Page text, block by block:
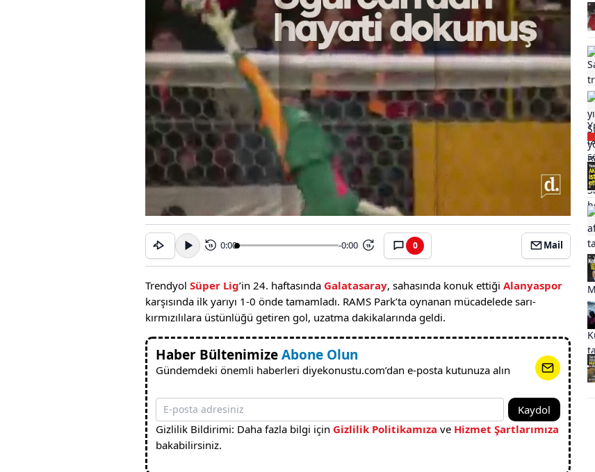
15 0:00 -0:00 15 0 Mail
Trendyol Süper Lig’in 24. haftasında Galatasaray, sahasında konuk ettiği Alanyaspor
karşısında ilk yarıyı 1-0 önde tamamladı. RAMS Park’ta oynanan mücadelede sarı-
kırmızılılara üstünlüğü getiren gol, uzatma dakikalarında geldi.
Haber BültenimizeAbone Olun
Gündemdeki önemli haberleri diyekonustu.com’dan e-posta kutunuza alın
Kaydol
Gizlilik Bildirimi: Daha fazla bilgi için Gizlilik Politikamıza ve Hizmet Şartlarımıza
bakabilirsiniz.